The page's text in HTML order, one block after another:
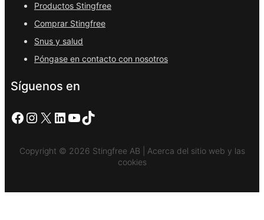
Productos Stingfree
Comprar Stingfree
Snus y salud
Póngase en contacto con nosotros
Síguenos en
Facebook
Instagram
X LinkedIn
YouTube
TikTok
Copyright © 2026 Stingfree AB | Acerca del sitio web y las
cookies